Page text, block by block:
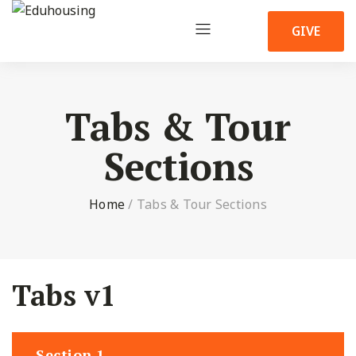
GIVE
Tabs & Tour
Sections
Home/ Tabs & Tour Sections
Tabs v1